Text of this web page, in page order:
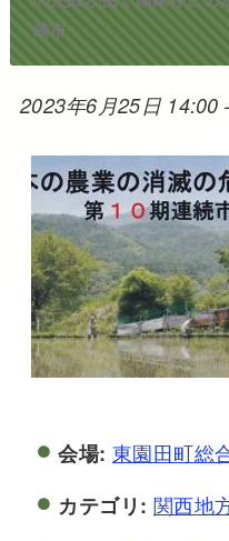
崎市
2023年6月25日 14:00
会場: 東園田町総
カテゴリ: 関西地